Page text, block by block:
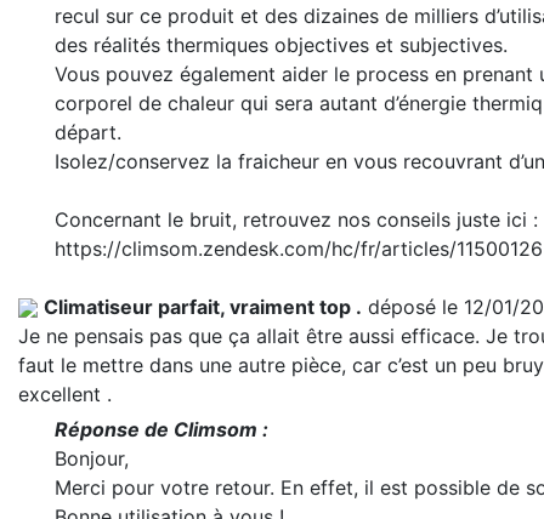
recul sur ce produit et des dizaines de milliers
des réalités thermiques objectives et subjectives.
Vous pouvez également aider le process en
corporel de chaleur qui sera autant d’énergie
départ.
Isolez/conservez la fraicheur en vous recouvrant
Concernant le bruit, retrouvez nos conseils juste ici :
https://climsom.zendesk.com/hc/fr/articles/
Climatiseur parfait, vraiment top . déposé le 12/01/
Je ne pensais pas que ça allait être aussi efficace. Je
faut le mettre dans une autre pièce, car c’est un peu
excellent .
Réponse de Climsom :
Bonjour,
Merci pour votre retour. En effet, il est possible de